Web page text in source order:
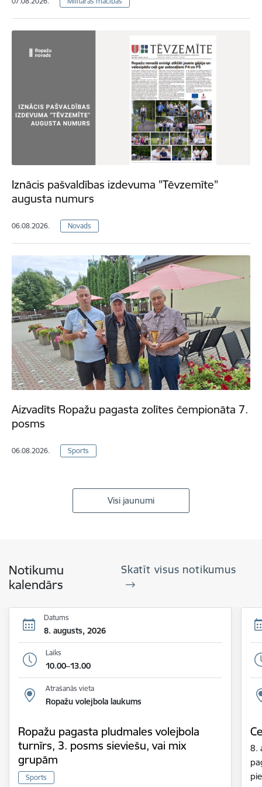
Iznācis pašvaldības izdevuma "Tēvzemīte"
augusta numurs
06.08.2026. Novads
Aizvadīts Ropažu pagasta zolītes čempionāta 7.
posms
06.08.2026. Sports
Visi jaunumi
Notikumu
kalendārs
Skatīt visus notikumus
Datums
8. augusts, 2026
Laiks
10.00–13.00
Atrašanās vieta
Ropažu volejbola laukums
Ropažu pagasta pludmales volejbola
turnīrs, 3. posms sieviešu, vai mix
grupām
Sports
8.